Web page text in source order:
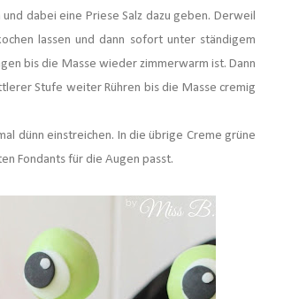
dabei eine Priese Salz dazu geben. Derweil
lassen und dann sofort unter ständigem
bis die Masse wieder zimmerwarm ist. Dann
Stufe weiter Rühren bis die Masse cremig
dünn einstreichen. In die übrige Creme grüne
Fondants für die Augen passt.